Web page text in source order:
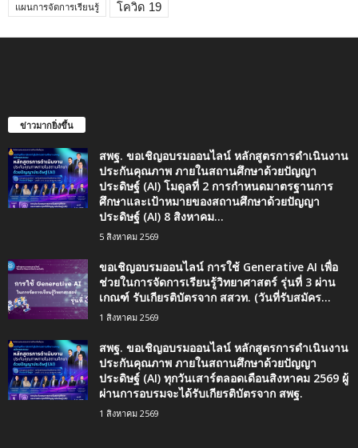
แผนการจัดการเรียนรู้ โควิด 19
ข่าวมากยิ่งขึ้น
สพฐ. ขอเชิญอบรมออนไลน์ หลักสูตรการดำเนินงาน
ประกันคุณภาพ ภายในสถานศึกษาด้วยปัญญา
ประดิษฐ์ (AI) โมดูลที่ 2 การกำหนดมาตรฐานการ
ศึกษาและเป้าหมายของสถานศึกษาด้วยปัญญา
ประดิษฐ์ (AI) 8 สิงหาคม...
5 สิงหาคม 2569
ขอเชิญอบรมออนไลน์ การใช้ Generative AI เพื่อ
ช่วยในการจัดการเรียนรู้วิทยาศาสตร์ รุ่นที่ 3 ผ่าน
เกณฑ์ รับเกียรติบัตรจาก สสวท. (วันที่รับสมัคร...
1 สิงหาคม 2569
สพฐ. ขอเชิญอบรมออนไลน์ หลักสูตรการดำเนินงาน
ประกันคุณภาพ ภายในสถานศึกษาด้วยปัญญา
ประดิษฐ์ (AI) ทุกวันเสาร์ตลอดเดือนสิงหาคม 2569 ผู้
ผ่านการอบรมจะได้รับเกียรติบัตรจาก สพฐ.
1 สิงหาคม 2569